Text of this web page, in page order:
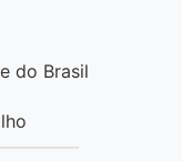
do Brasil